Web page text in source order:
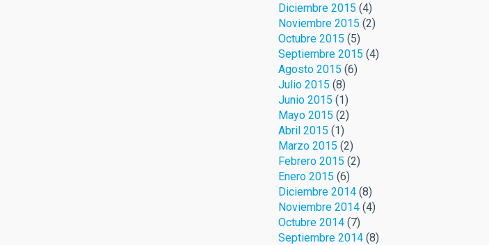
Diciembre 2015 (4)
Noviembre 2015 (2)
Octubre 2015 (5)
Septiembre 2015 (4)
Agosto 2015 (6)
Julio 2015 (8)
Junio 2015 (1)
Mayo 2015 (2)
Abril 2015 (1)
Marzo 2015 (2)
Febrero 2015 (2)
Enero 2015 (6)
Diciembre 2014(8)
Noviembre 2014(4)
Octubre 2014(7)
Septiembre 2014(8)